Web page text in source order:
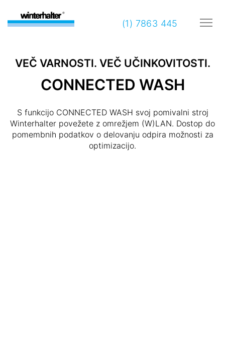
(1) 7863 445
VEČ VARNOSTI. VEČ UČINKOVITOSTI.
CONNECTED WASH
S funkcijo CONNECTED WASH svoj pomivalni stroj
Winterhalter povežete z omrežjem (W)LAN. Dostop do
pomembnih podatkov o delovanju odpira možnosti za
optimizacijo.